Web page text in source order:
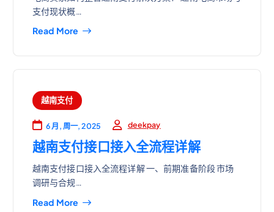
支付现状概…
Read More
越南支付
6 月, 周一, 2025 deekpay
越南支付接口接入全流程详解
越南支付接口接入全流程详解 一、前期准备阶段 市场
调研与合规…
Read More